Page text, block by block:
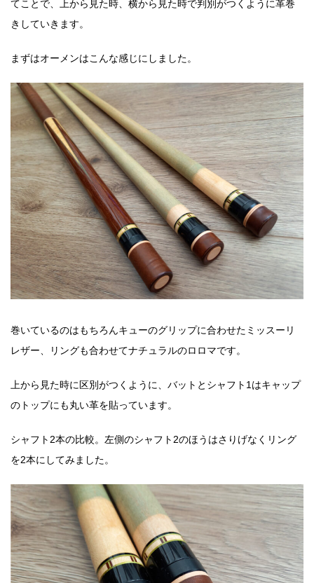
てことで、上から見た時、横から見た時で判別がつくように革巻
きしていきます。
まずはオーメンはこんな感じにしました。
巻いているのはもちろんキューのグリップに合わせたミッスーリ
レザー、リングも合わせてナチュラルのロロマです。
上から見た時に区別がつくように、バットとシャフト1はキャップ
のトップにも丸い革を貼っています。
シャフト2本の比較。左側のシャフト2のほうはさりげなくリング
を2本にしてみました。